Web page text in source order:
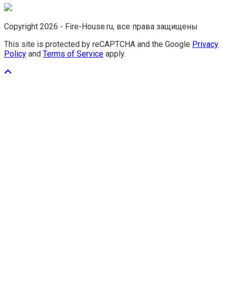
Copyright 2026 - Fire-House.ru, все права защищены
This site is protected by reCAPTCHA and the Google Privacy
Policy and Terms of Service apply.